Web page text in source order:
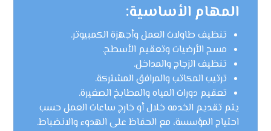
المهام الأساسية:
تنظيف طاولات العمل وأجهزة الكمبيوتر.
مسح الأرضيات وتعقيم الأسطح.
تنظيف الزجاج والمداخل.
ترتيب المكاتب والمرافق المشتركة.
تعقيم دورات المياه والمطابخ الصغيرة.
يتم تقديم الخدمه خلال أو خارج ساعات العمل حسب
احتياج المؤسسة، مع الحفاظ على الهدوء والانضباط.